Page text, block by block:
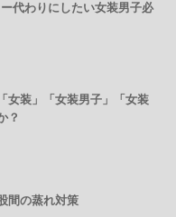
代わりにしたい女装男子必
女装」「女装男子」「女装
？
間の蒸れ対策